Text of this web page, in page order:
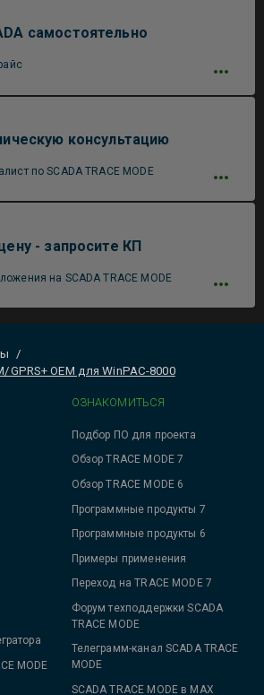
самостоятельно
консультацию
по SCADA TRACE MODE
- запросите КП
на SCADA TRACE MODE
/
GPRS+ OEM для WinPAC-8000
ОЗНАКОМИТЬСЯ
Подбор ПО для проекта
Обзор TRACE MODE 7
Обзор TRACE MODE 6
Программные продукты 7
Программные продукты 6
Примеры применения
Переход на TRACE MODE 7
Форум техподдержки SCADA
TRACE MODE
Телеграмм-канал SCADA TRACE
MODE
SCADA TRACE MODE в MAX
MODE